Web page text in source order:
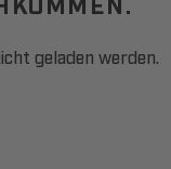
geladen werden.